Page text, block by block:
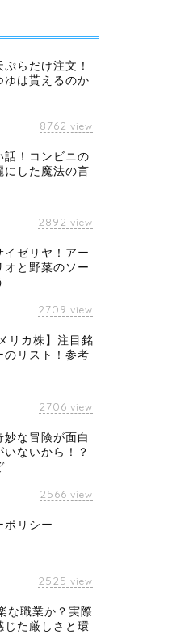
らだけ注文！
ゆは貰えるのか
8762 view
話！コンビニの
にした魔法の言
2892 view
イゼリヤ！アー
オと野菜のソー
2709 view
リカ株】注目銘
のリスト！参考
2706 view
妙な冒険が面白
いないから！？
2566 view
ポリシー
2525 view
な職業か？実際
じた厳しさと環